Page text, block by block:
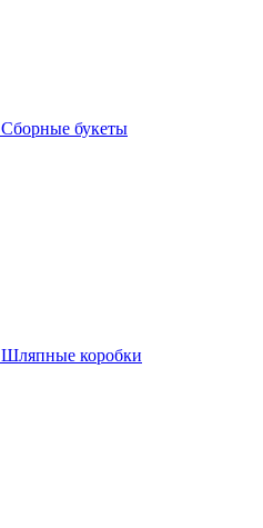
Сборные букеты
Шляпные коробки